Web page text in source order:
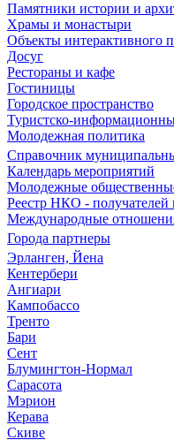
Памятники истории и
Храмы и монастыри
Объекты интерактивного
Досуг
Рестораны и кафе
Гостиницы
Городское пространство
Туристско-
Молодежная политика
Справочник
Календарь мероприятий
Молодежные
Реестр НКО - получателей
Международные
Города партнеры
Эрланген, Йена
Кентербери
Ангиари
Кампобассо
Тренто
Бари
Сент
Блумингтон-Нормал
Сарасота
Мэрион
Керава
Скиве